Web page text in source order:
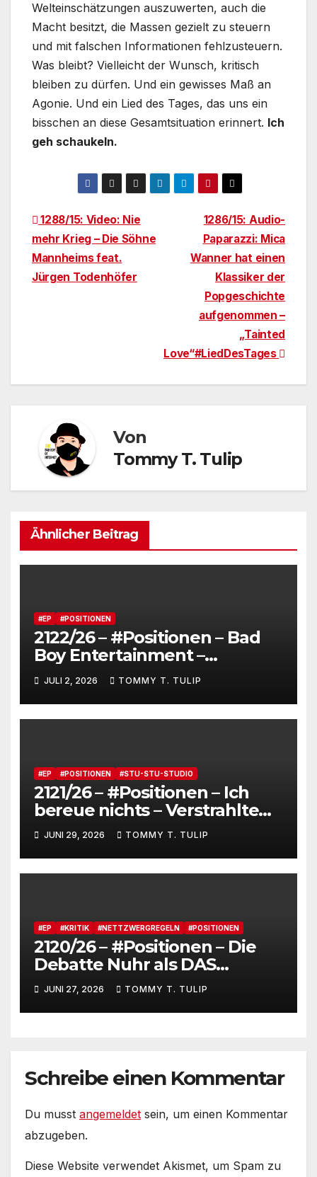
Welteinschätzungen auszuwerten, auch die
Macht besitzt, die Massen gezielt zu steuern
und mit falschen Informationen fehlzusteuern.
Was bleibt? Vielleicht der Wunsch, kritisch
bleiben zu dürfen. Und ein gewisses Maß an
Agonie. Und ein Lied des Tages, das uns ein
bisschen an diese Gesamtsituation erinnert. Ich
geh schaukeln.
Beitragsnavigation1286/15: Audio-
Paparazzi: Mica
Wanner hat einen
Klassiker der
Popgeschichte
aufgenommen –
„Tainted
Love“#LiedDesTages
1288/15: Video: Nie
mehr Krieg – Die Söhne
Mannheims feat.
Jürgen Todenhöfer
Von
Tommy T. Tulip
Ähnlicher Beitrag
#EP #POSITIONEN
2122/26 – #Positionen – Bad
Boy Entertainment –
Fensterstürze, ungeheurer
Reichtum,
dienstverpflichtete
Claqueure und soziale
JULI 2, 2026 TOMMY T. TULIP
#EP #POSITIONEN #STU-STU-STUDIO
2121/26 – #Positionen – Ich
bereue nichts – Verstrahlte
Menschen, verstrahlte
Kommentare, verstrahltes
Gesamterlebnis auf Social
JUNI 29, 2026 TOMMY T. TULIP
#EP #KRITIK #NETTZWERGREGELN #POSITIONEN
2120/26 – #Positionen – Die
Debatte Nuhr als DAS
Shitbürgerthema des
Internets – 36° Grad, es wird
noch heißer #Tageslied
JUNI 27, 2026 TOMMY T. TULIP
Schreibe einen Kommentar
Du musst angemeldet sein, um einen Kommentar
abzugeben.
Diese Website verwendet Akismet, um Spam zu